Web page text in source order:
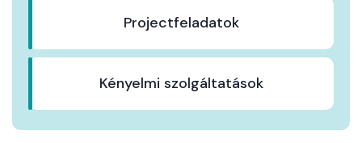
Projectfeladatok
Kényelmi szolgáltatások